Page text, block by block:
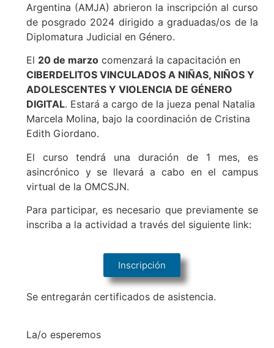
Argentina (AMJA) abrieron la inscripción al curso
de posgrado 2024 dirigido a graduadas/os de la
Diplomatura Judicial en Género.
El 20 de marzocomenzará la capacitación en
CIBERDELITOS VINCULADOS A NIÑAS, NIÑOS Y
ADOLESCENTES Y VIOLENCIA DE GÉNERO
DIGITAL. Estará a cargo de la jueza penal Natalia
Marcela Molina, bajo la coordinación de Cristina
Edith Giordano.
El curso tendrá una duración de 1 mes, es
asincrónico y se llevará a cabo en el campus
virtual de la OMCSJN.
Para participar, es necesario que previamente se
inscriba a la actividad a través del siguiente link:
Inscripción
Se entregarán certificados de asistencia.
La/o esperemos